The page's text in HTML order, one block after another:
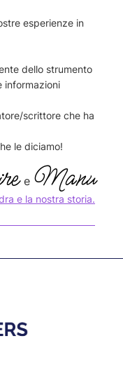
esperienze in
dello strumento
informazioni
scrittore che ha
le diciamo!
e Manu
e la nostra storia.